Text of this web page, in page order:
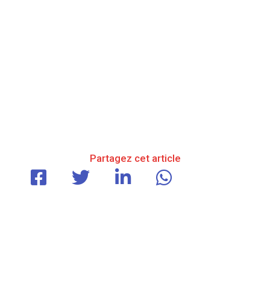
Partagez cet article